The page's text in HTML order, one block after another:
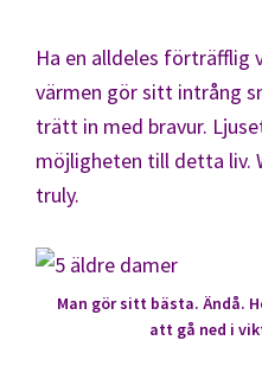
Ha en alldeles förträfflig
värmen gör sitt intrång
trätt in med bravur.
möjligheten till detta liv.
truly.
Man gör sitt bästa. Ändå.
att gå ned i